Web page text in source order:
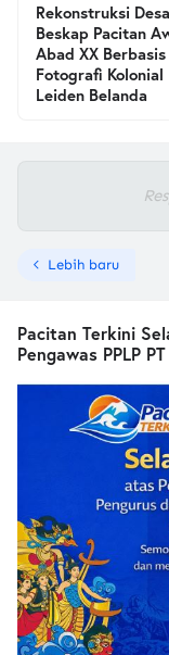
Rekonstruksi
Beskap Pacitan
Abad XX
Fotografi Kolonial
Leiden Belanda
Lebih baru
Pacitan Terkini
Pengawas PPLP